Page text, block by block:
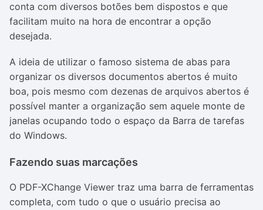
conta com diversos botões bem dispostos e que
facilitam muito na hora de encontrar a opção
desejada.
A ideia de utilizar o famoso sistema de abas para
organizar os diversos documentos abertos é muito
boa, pois mesmo com dezenas de arquivos abertos é
possível manter a organização sem aquele monte de
janelas ocupando todo o espaço da Barra de tarefas
do Windows.
Fazendo suas marcações
O PDF-XChange Viewer traz uma barra de ferramentas
completa, com tudo o que o usuário precisa ao